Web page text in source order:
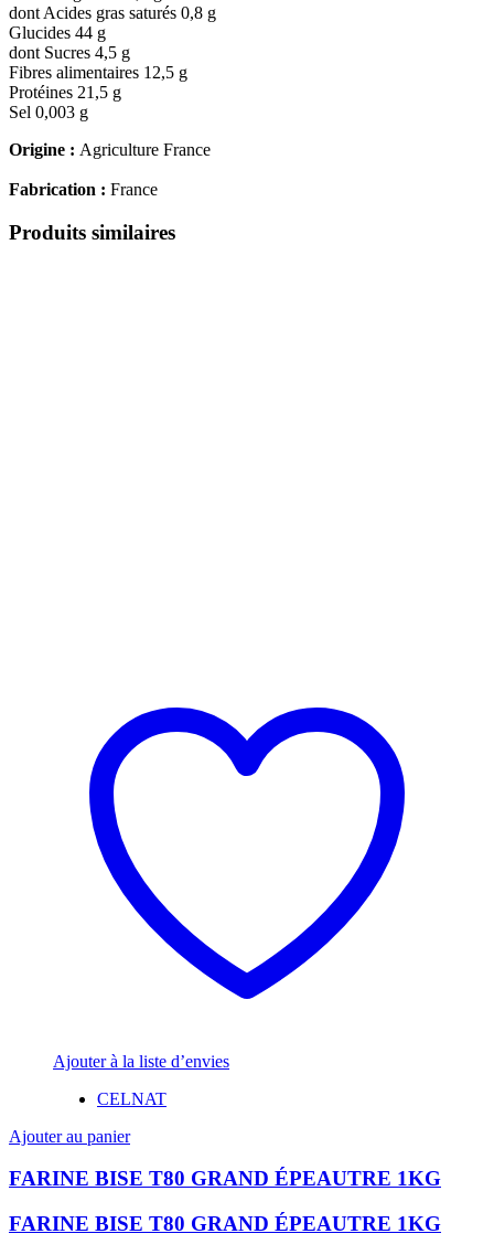
dont Acides gras saturés 0,8 g
Glucides 44 g
dont Sucres 4,5 g
Fibres alimentaires 12,5 g
Protéines 21,5 g
Sel 0,003 g
Origine : Agriculture France
Fabrication : France
Produits similaires
Ajouter à la liste d’envies
CELNAT
Ajouter au panier
FARINE BISE T80 GRAND ÉPEAUTRE 1KG
FARINE BISE T80 GRAND ÉPEAUTRE 1KG